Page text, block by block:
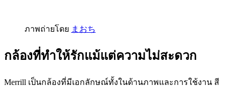
ภาพถ่ายโดย まおち
กล้องที่ทำให้รักแม้แต่ความไม่สะดวก
Merrill เป็นกล้องที่มีเอกลักษณ์ทั้งในด้านภาพและการใช้งาน สี